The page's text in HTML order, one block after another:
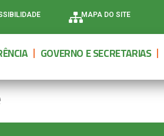
MAPA DO SITE
GOVERNO E SECRETARIAS